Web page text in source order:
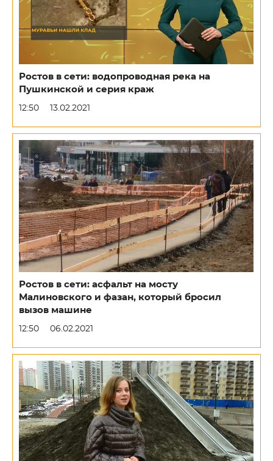
Ростов в сети: водопроводная река на
Пушкинской и серия краж
12:50 13.02.2021
Ростов в сети: асфальт на мосту
Малиновского и фазан, который бросил
вызов машине
12:50 06.02.2021